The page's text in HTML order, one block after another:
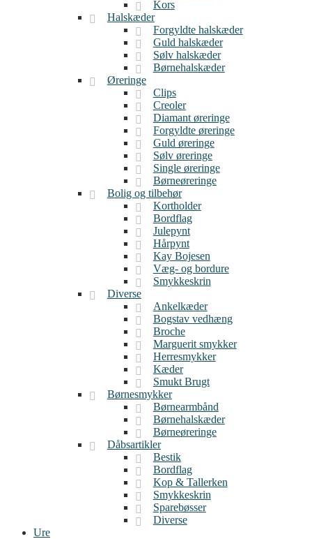
Kors
Halskæder
Forgyldte halskæder
Guld halskæder
Sølv halskæder
Børnehalskæder
Øreringe
Clips
Creoler
Diamant øreringe
Forgyldte øreringe
Guld øreringe
Sølv øreringe
Single øreringe
Børneøreringe
Bolig og tilbehør
Kortholder
Bordflag
Julepynt
Hårpynt
Kay Bojesen
Væg- og bordure
Smykkeskrin
Diverse
Ankelkæder
Bogstav vedhæng
Broche
Marguerit smykker
Herresmykker
Kæder
Smukt Brugt
Børnesmykker
Børnearmbånd
Børnehalskæder
Børneøreringe
Dåbsartikler
Bestik
Bordflag
Kop & Tallerken
Smykkeskrin
Sparebøsser
Diverse
Ure